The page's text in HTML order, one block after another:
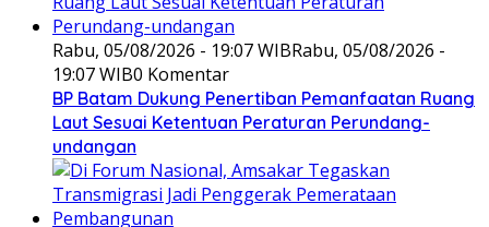
Rabu, 05/08/2026 - 19:07 WIBRabu, 05/08/2026 -
19:07 WIB0 Komentar
BP Batam Dukung Penertiban Pemanfaatan Ruang
Laut Sesuai Ketentuan Peraturan Perundang-
undangan